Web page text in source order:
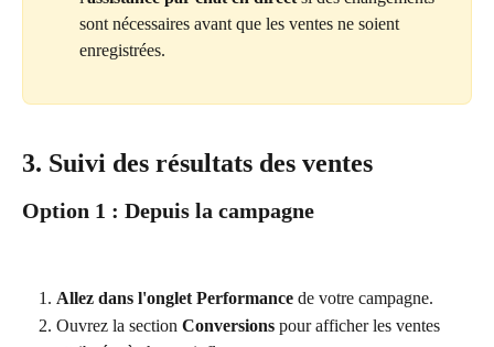
sont nécessaires avant que les ventes ne soient
enregistrées.
3. Suivi des résultats des ventes
Option 1 : Depuis la campagne
Allez dans l'onglet Performance de votre campagne.
Ouvrez la section Conversions pour afficher les ventes